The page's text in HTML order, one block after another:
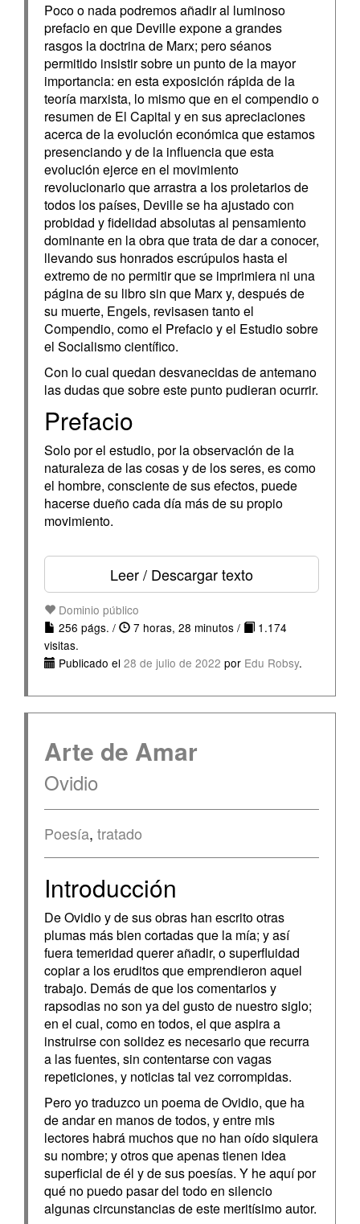
Poco o nada podremos añadir al luminoso
prefacio en que Deville expone a grandes
rasgos la doctrina de Marx; pero séanos
permitido insistir sobre un punto de la mayor
importancia: en esta exposición rápida de la
teoría marxista, lo mismo que en el compendio o
resumen de El Capital y en sus apreciaciones
acerca de la evolución económica que estamos
presenciando y de la influencia que esta
evolución ejerce en el movimiento
revolucionario que arrastra a los proletarios de
todos los países, Deville se ha ajustado con
probidad y fidelidad absolutas al pensamiento
dominante en la obra que trata de dar a conocer,
llevando sus honrados escrúpulos hasta el
extremo de no permitir que se imprimiera ni una
página de su libro sin que Marx y, después de
su muerte, Engels, revisasen tanto el
Compendio, como el Prefacio y el Estudio sobre
el Socialismo científico.
Con lo cual quedan desvanecidas de antemano
las dudas que sobre este punto pudieran ocurrir.
Prefacio
Solo por el estudio, por la observación de la
naturaleza de las cosas y de los seres, es como
el hombre, consciente de sus efectos, puede
hacerse dueño cada día más de su propio
movimiento.
Leer / Descargar texto
Dominio público
256 págs. /
7 horas, 28 minutos /
1.174
visitas.
Publicado el 28 de julio de 2022 por Edu Robsy.
Arte de Amar
Ovidio
Poesía, tratado
Introducción
De Ovidio y de sus obras han escrito otras
plumas más bien cortadas que la mía; y así
fuera temeridad querer añadir, o superfluidad
copiar a los eruditos que emprendieron aquel
trabajo. Demás de que los comentarios y
rapsodias no son ya del gusto de nuestro siglo;
en el cual, como en todos, el que aspira a
instruirse con solidez es necesario que recurra
a las fuentes, sin contentarse con vagas
repeticiones, y noticias tal vez corrompidas.
Pero yo traduzco un poema de Ovidio, que ha
de andar en manos de todos, y entre mis
lectores habrá muchos que no han oído siquiera
su nombre; y otros que apenas tienen idea
superficial de él y de sus poesías. Y he aquí por
qué no puedo pasar del todo en silencio
algunas circunstancias de este meritísimo autor.